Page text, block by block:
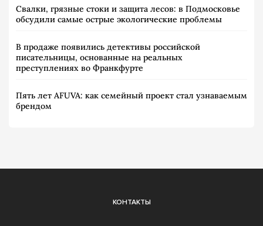
Свалки, грязные стоки и защита лесов: в Подмосковье
обсудили самые острые экологические проблемы
В продаже появились детективы российской
писательницы, основанные на реальных
преступлениях во Франкфурте
Пять лет AFUVA: как семейный проект стал узнаваемым
брендом
КОНТАКТЫ